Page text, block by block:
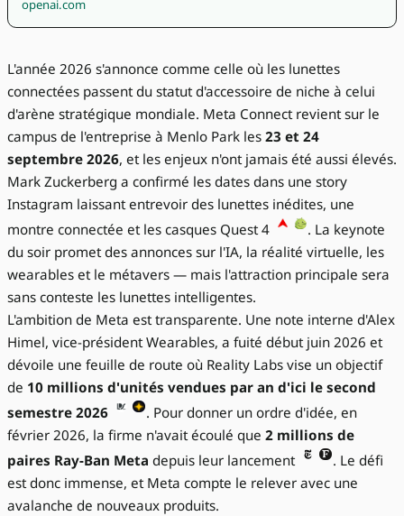
openai.com
L'année 2026 s'annonce comme celle où les lunettes
connectées passent du statut d'accessoire de niche à celui
d'arène stratégique mondiale. Meta Connect revient sur le
campus de l'entreprise à Menlo Park les 23 et 24
septembre 2026, et les enjeux n'ont jamais été aussi élevés.
Mark Zuckerberg a confirmé les dates dans une story
Instagram laissant entrevoir des lunettes inédites, une
montre connectée et les casques Quest 4
. La keynote
du soir promet des annonces sur l'IA, la réalité virtuelle, les
wearables et le métavers — mais l'attraction principale sera
sans conteste les lunettes intelligentes.
L'ambition de Meta est transparente. Une note interne d'Alex
Himel, vice-président Wearables, a fuité début juin 2026 et
dévoile une feuille de route où Reality Labs vise un objectif
de 10 millions d'unités vendues par an d'ici le second
semestre 2026
. Pour donner un ordre d'idée, en
février 2026, la firme n'avait écoulé que 2 millions de
paires Ray-Ban Meta depuis leur lancement
. Le défi
est donc immense, et Meta compte le relever avec une
avalanche de nouveaux produits.